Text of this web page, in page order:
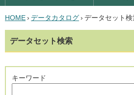
HOME› データカタログ› データセット検
データセット検索
キーワード